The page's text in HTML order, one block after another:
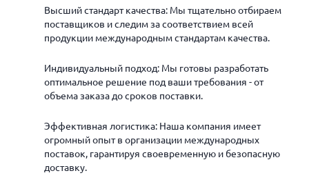
Высший стандарт качества: Мы тщательно отбираем
поставщиков и следим за соответствием всей
продукции международным стандартам качества.
Индивидуальный подход: Мы готовы разработать
оптимальное решение под ваши требования - от
объема заказа до сроков поставки.
Эффективная логистика: Наша компания имеет
огромный опыт в организации международных
поставок, гарантируя своевременную и безопасную
доставку.